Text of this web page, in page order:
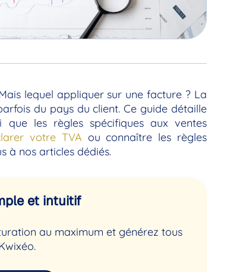
lequel appliquer sur une facture ? La
du pays du client. Ce guide détaille
les règles spécifiques aux ventes
votre TVA ou connaître les règles
à nos articles dédiés.
et intuitif
au maximum et générez tous